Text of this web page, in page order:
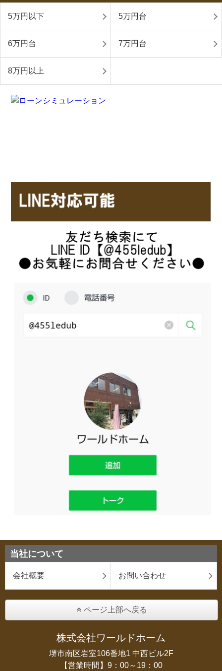
5万円以下 5万円台
6万円台 7万円台
8万円以上
当社について
会社概要 お問い合わせ
ページ上部へ戻る
株式会社ワールドホーム
堺市南区岩室106番地1 中西ビル2F
【営業時間】9：00～19：00